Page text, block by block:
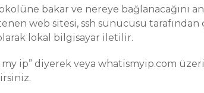
bakar ve nereye bağlanacağını
web sitesi, ssh sunucusu tarafından
lokal bilgisayar iletilir.
my ip” diyerek veya whatismyip.com